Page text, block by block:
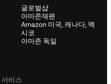
글로벌샵
아마존재팬
Amazon 미국, 캐나다, 멕
시코
아마존 독일
서비스